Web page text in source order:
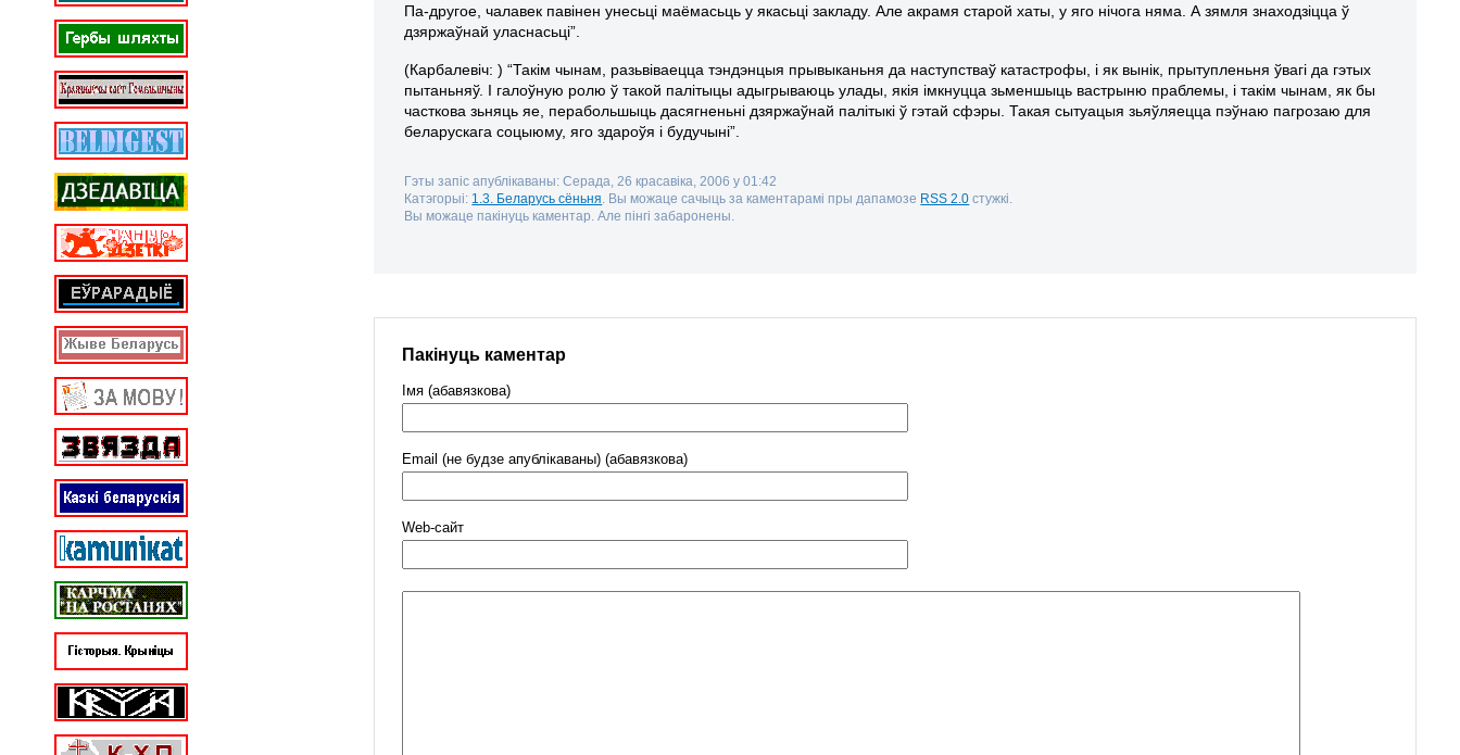
Па-другое, чалавек павінен унесьці маёмасьць у якасьці закладу. Але акрамя старой хаты, у яго нічога няма. А зямля знаходзіцца ў
дзяржаўнай уласнасьці”.
(Карбалевіч: ) “Такім чынам, разьвіваецца тэндэнцыя прывыканьня да наступстваў катастрофы, і як вынік, прытупленьня ўвагі да гэтых
пытаньняў. І галоўную ролю ў такой палітыцы адыгрываюць улады, якія імкнуцца зьменшыць вастрыню праблемы, і такім чынам, як бы
часткова зьняць яе, перабольшыць дасягненьні дзяржаўнай палітыкі ў гэтай сфэры. Такая сытуацыя зьяўляецца пэўнаю пагрозаю для
беларускага соцыюму, яго здароўя і будучыні”.
Гэты запіс апублікаваны: Серада, 26 красавіка, 2006 у 01:42
Катэгорыі: 1.3. Беларусь сёньня . Вы можаце сачыць за каментарамі пры дапамозе RSS 2.0 стужкі.
Вы можаце пакінуць каментар. Але пінгі забаронены.
Пакінуць каментар
Імя (абавязкова)
Email (не будзе апублікаваны) (абавязкова)
Web-cайт